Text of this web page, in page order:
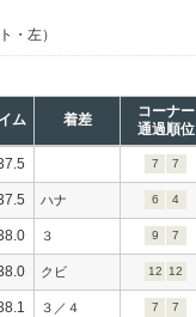
・左）
ム 着差
コーナー
通過順位
7 7
ハナ 6 4
３ 9 7
クビ 12 12
３／４ 7 7